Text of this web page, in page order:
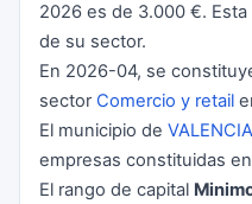
2026 es de 3.000 €.
de su sector.
En 2026-04, se
sector Comercio y retail
El municipio de VALENCIA
empresas constituidas
El rango de capital